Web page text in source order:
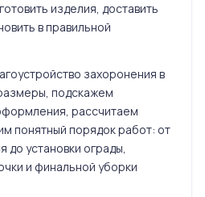
изделия, доставить
в правильной
захоронения в
подскажем
рассчитаем
понятный порядок работ: от
до установки ограды,
и финальной уборки